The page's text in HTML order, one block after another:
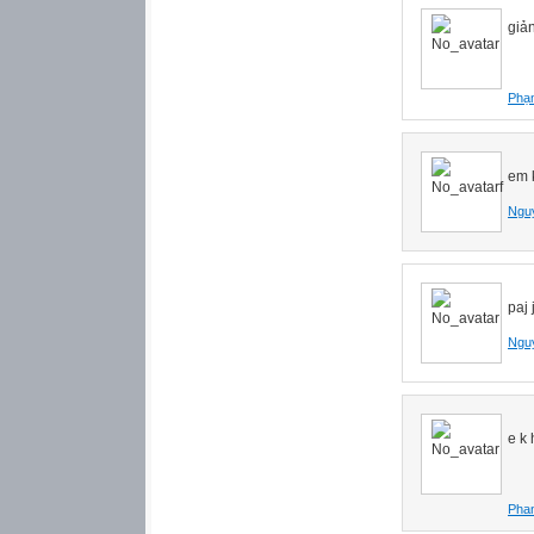
em
paj
e k